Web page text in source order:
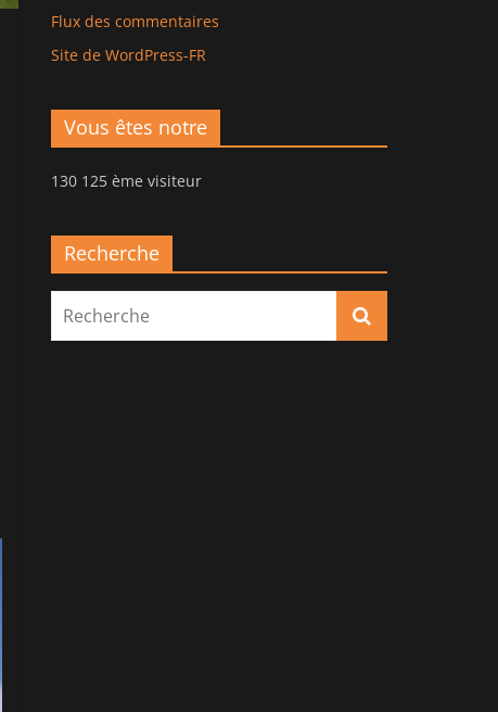
Flux des commentaires
Site de WordPress-FR
Vous êtes notre
130 125 ème visiteur
Recherche